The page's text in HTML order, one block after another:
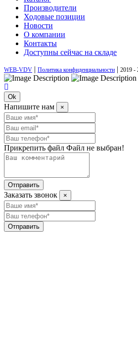
Производители
Ходовые позиции
Новости
О компании
Контакты
Доступны сейчас на складе
WEB-VDV | Политика конфиденциальности | 2019 -
Ok
Напишите нам ×
Прикрепить файл Файл не выбран!
Отправить
Заказать звонок ×
Отправить